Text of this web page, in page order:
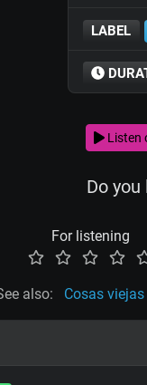
LABEL
Listen
Do
For listening
also: Cosas viejas